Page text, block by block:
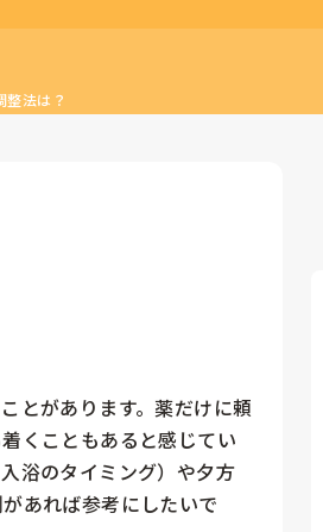
整法は？
とがあります。薬だけに頼
くこともあると感じてい
浴のタイミング）や夕方
あれば参考にしたいで